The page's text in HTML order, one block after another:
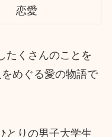
恋愛
たくさんのことを
めぐる愛の物語で
とりの男子大学生